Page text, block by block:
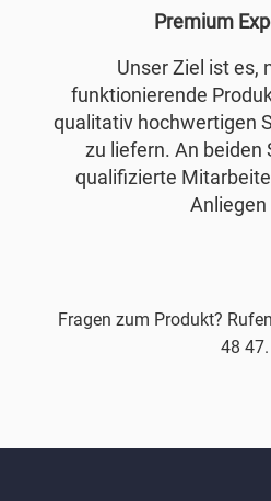
Premium
Unser Ziel ist es,
funktionierende
qualitativ hochwertigen
zu liefern. An beiden
qualifizierte
Anliegen
Fragen zum Produkt?
48 47.